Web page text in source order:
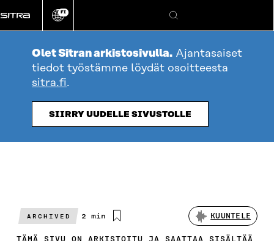
suoraan
sisältöön
Vaihda
kieli
FI
Hae
Olet Sitran arkistosivulla. Ajantasaiset
tiedot työstämme löydät osoitteesta
sitra.fi.
SIIRRY UUDELLE SIVUSTOLLE
ARCHIVED
Arvioitu
2 min KUUNTELE
TÄMÄ SIVU ON ARKISTOITU JA SAATTAA SISÄLTÄÄ